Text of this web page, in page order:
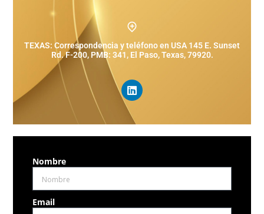
TEXAS: Correspondencia y teléfono en USA 145 E. Sunset
Rd. F-200, PMB: 341, El Paso, Texas, 79920.
Nombre
Email